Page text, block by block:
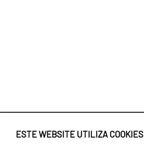
ESTE WEBSITE UTILIZA COOKIES